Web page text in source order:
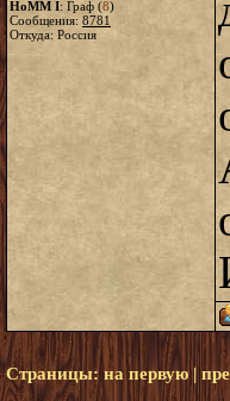
HoMM I: Граф (8)
Сообщения: 8781
Откуда: Россия
Страницы: на первую|